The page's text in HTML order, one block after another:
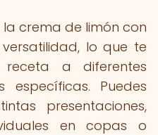
crema de limón con
lo que te
a diferentes
específicas. Puedes
presentaciones,
en copas o